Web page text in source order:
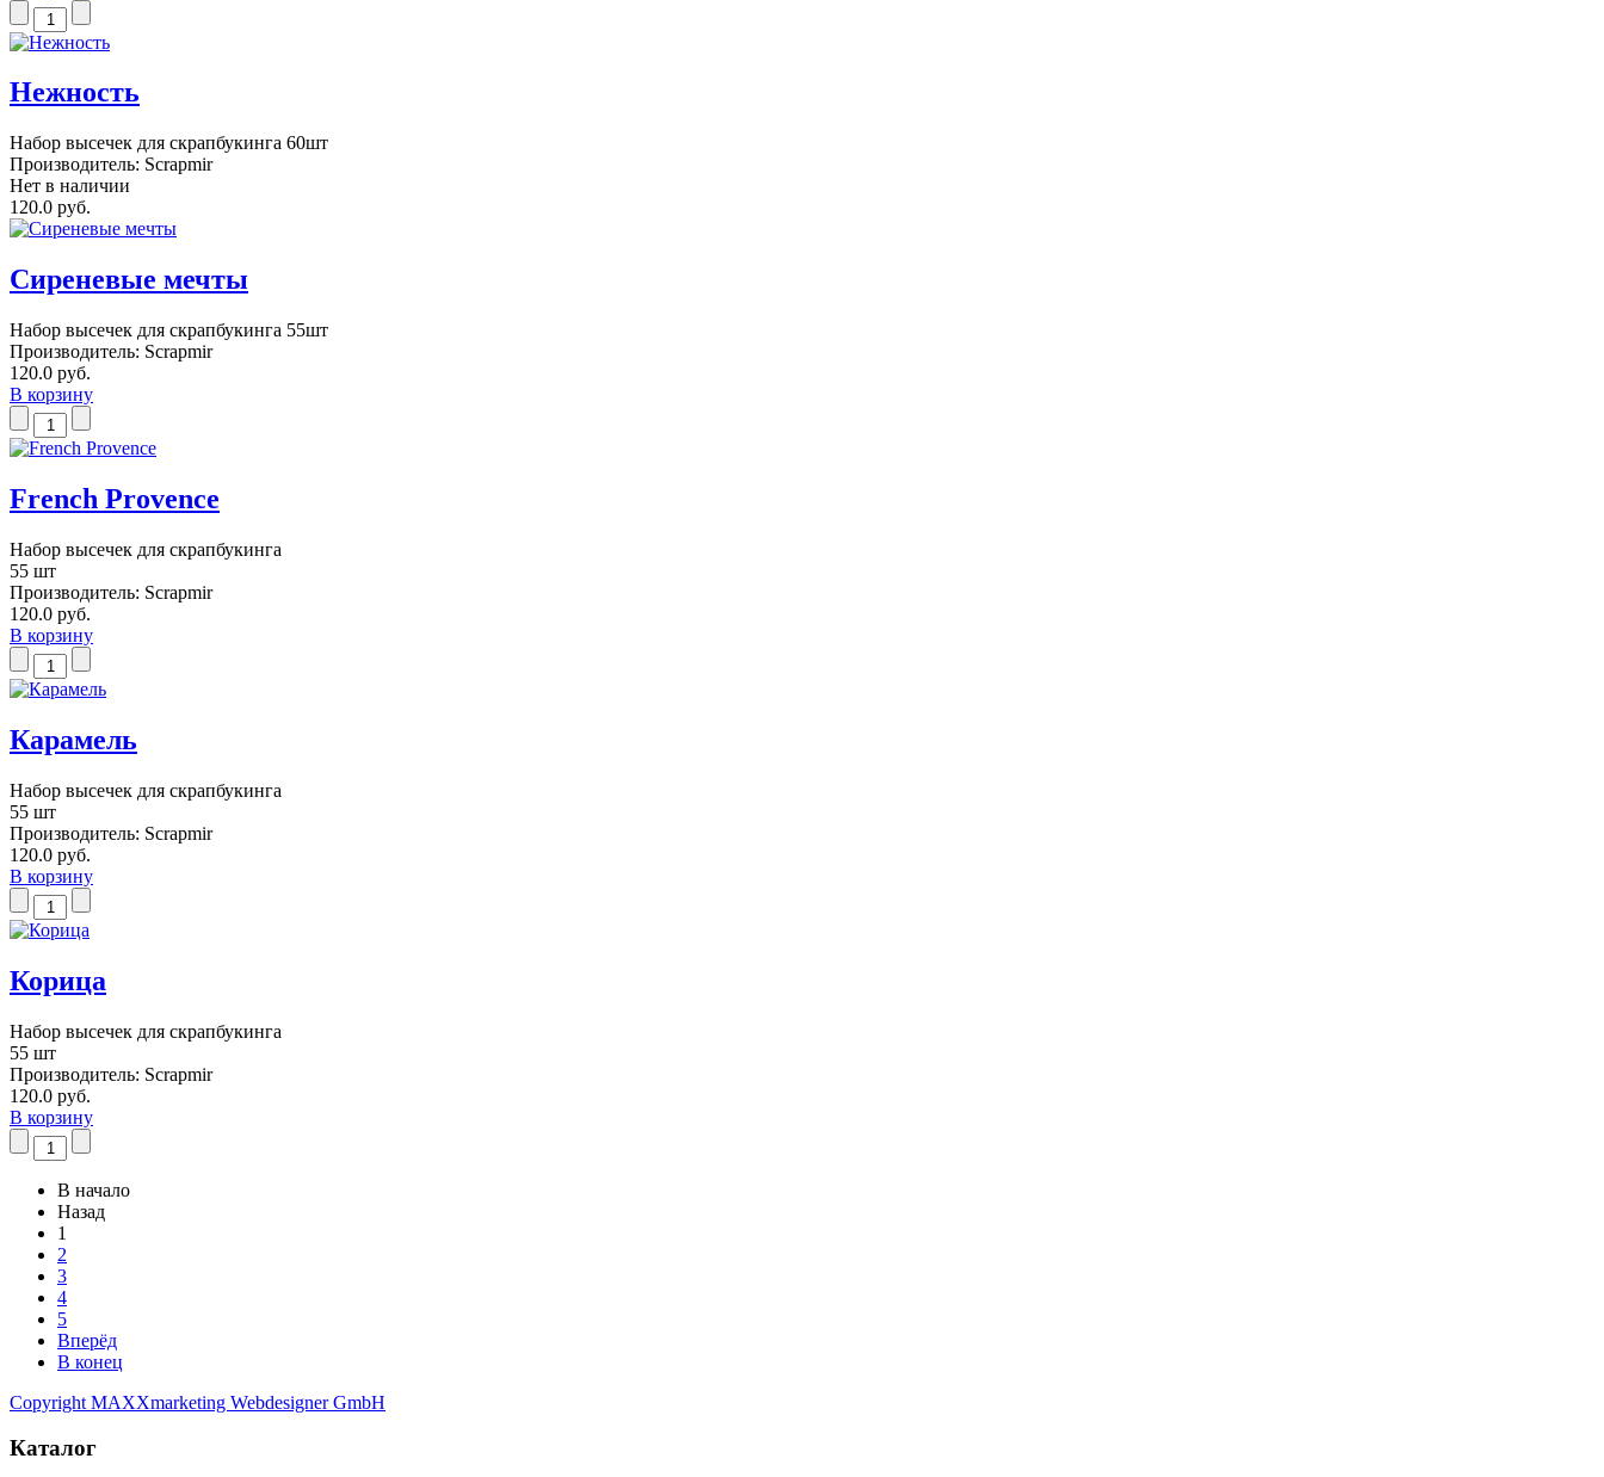
Нежность
Набор высечек для скрапбукинга 60шт
Производитель: Scrapmir
Нет в наличии
120.0 руб.
Сиреневые мечты
Набор высечек для скрапбукинга 55шт
Производитель: Scrapmir
120.0 руб.
В корзину
French Provence
Набор высечек для скрапбукинга
55 шт
Производитель: Scrapmir
120.0 руб.
В корзину
Карамель
Набор высечек для скрапбукинга
55 шт
Производитель: Scrapmir
120.0 руб.
В корзину
Корица
Набор высечек для скрапбукинга
55 шт
Производитель: Scrapmir
120.0 руб.
В корзину
В начало
Назад
1
2
3
4
5
Вперёд
В конец
Copyright MAXXmarketing Webdesigner GmbH
Каталог